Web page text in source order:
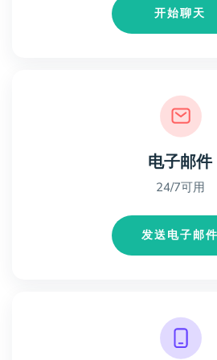
开始聊天
电子邮件
24/7可用
发送电子邮件